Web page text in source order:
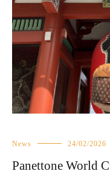
News 24/02/2026
Panettone World